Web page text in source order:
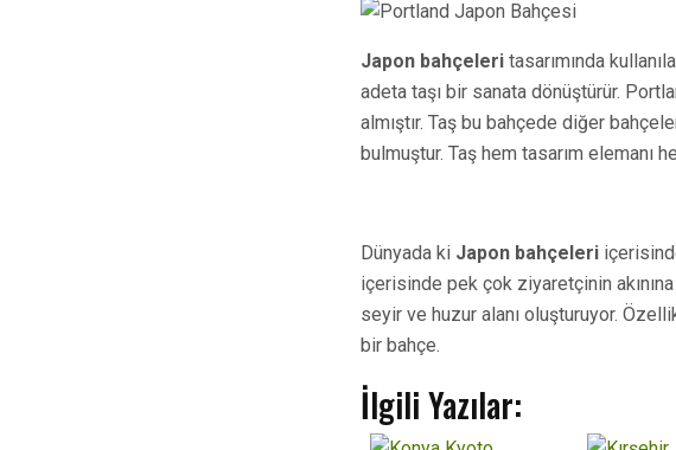
Japon bahçeleri tasarımında
adeta taşı bir sanata dönüştürür.
almıştır. Taş bu bahçede diğer
bulmuştur. Taş hem tasarım elemanı
Dünyada ki Japon bahçeleri
içerisinde pek çok ziyaretçinin
seyir ve huzur alanı oluşturuyor.
bir bahçe.
İlgili Yazılar: